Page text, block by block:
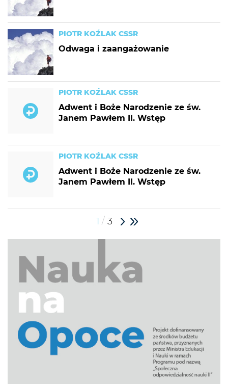
PIOTR KOŹLAK CSSR
Odwaga i zaangażowanie
PIOTR KOŹLAK CSSR
Adwent i Boże Narodzenie ze św.
Janem Pawłem II. Wstęp
PIOTR KOŹLAK CSSR
Adwent i Boże Narodzenie ze św.
Janem Pawłem II. Wstęp
1 / 3